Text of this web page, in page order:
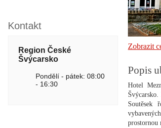
Zobrazit
Popis
Hotel
Soutěsek
prostornou
Kontakt
Region České
Švýcarsko
Pondělí - pátek: 08:00
- 16:30